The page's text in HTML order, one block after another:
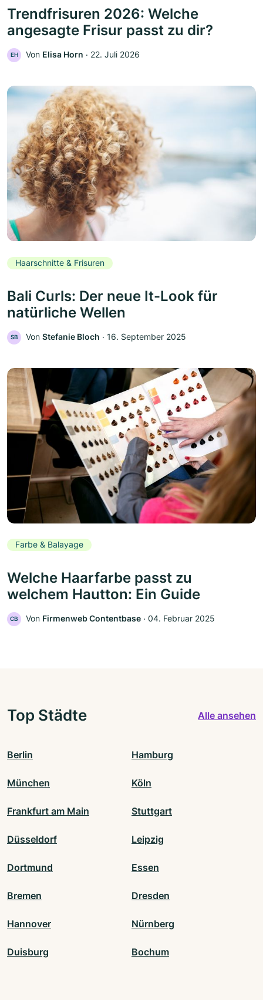
Trendfrisuren 2026: Welche
angesagte Frisur passt zu dir?
EH Von Elisa Horn ‧ 22. Juli 2026
Haarschnitte & Frisuren
Bali Curls: Der neue It-Look für
natürliche Wellen
SB Von Stefanie Bloch ‧ 16. September 2025
Farbe & Balayage
Welche Haarfarbe passt zu
welchem Hautton: Ein Guide
CB Von Firmenweb Contentbase ‧ 04. Februar 2025
Top Städte Alle ansehen
Berlin Hamburg
München Köln
Frankfurt am Main Stuttgart
Düsseldorf Leipzig
Dortmund Essen
Bremen Dresden
Hannover Nürnberg
Duisburg Bochum